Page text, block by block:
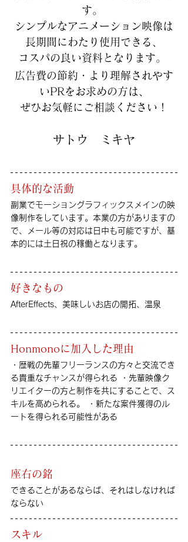
す。
シンプルなアニメーション映像は
長期間にわたり使用できる、
コスパの良い資料となります。
広告費の節約・より理解されやす
いPRをお求めの方は、
ぜひお気軽にご相談ください！
サトウ　ミキヤ
具体的な活動
副業でモーショングラフィックスメインの映
像制作をしています。本業の方がありますの
で、メール等の対応は日中も可能ですが、基
本的には土日祝の稼働となります。
好きなもの
AfterEffects、美味しいお店の開拓、温泉
Honmonoに加入した理由
・歴戦の先輩フリーランスの方々と交流でき
る貴重なチャンスが得られる ・先輩映像ク
リエイターの方と制作を共にすることで、ス
キルを高められる。 ・新たな案件獲得のル
ートを得られる可能性がある
座右の銘
できることがあるならば、それはしなければ
ならない
スキル